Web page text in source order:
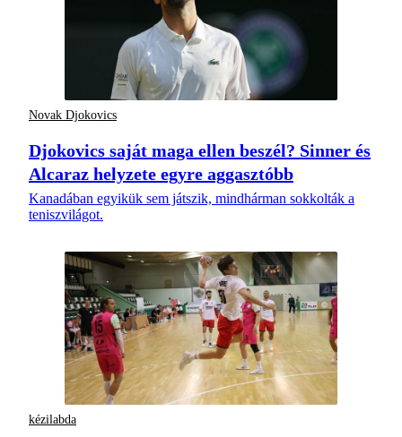
Novak Djokovics
Djokovics saját maga ellen beszél? Sinner és
Alcaraz helyzete egyre aggasztóbb
Kanadában egyikük sem játszik, mindhárman sokkolták a
teniszvilágot.
kézilabda